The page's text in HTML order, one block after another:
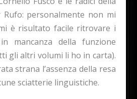
personalmente non mi
è risultato facile ritrovare i
mancanza della funzione
gli altri volumi li ho in carta).
strana l’assenza della resa
sciatterie linguistiche.